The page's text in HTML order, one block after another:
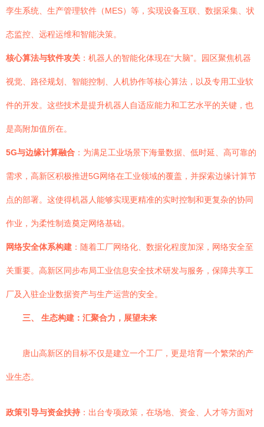
孪生系统、生产管理软件（MES）等，实现设备互联、数据采集、状
态监控、远程运维和智能决策。
核心算法与软件攻关 ：机器人的智能化体现在“大脑”。园区聚焦机器
视觉、路径规划、智能控制、人机协作等核心算法，以及专用工业软
件的开发。这些技术是提升机器人自适应能力和工艺水平的关键，也
是高附加值所在。
5G与边缘计算融合 ：为满足工业场景下海量数据、低时延、高可靠的
需求，高新区积极推进5G网络在工业领域的覆盖，并探索边缘计算节
点的部署。这使得机器人能够实现更精准的实时控制和更复杂的协同
作业，为柔性制造奠定网络基础。
网络安全体系构建 ：随着工厂网络化、数据化程度加深，网络安全至
关重要。高新区同步布局工业信息安全技术研发与服务，保障共享工
厂及入驻企业数据资产与生产运营的安全。
三、 生态构建：汇聚合力，展望未来
唐山高新区的目标不仅是建立一个工厂，更是培育一个繁荣的产
业生态。
政策引导与资金扶持 ：出台专项政策，在场地、资金、人才等方面对